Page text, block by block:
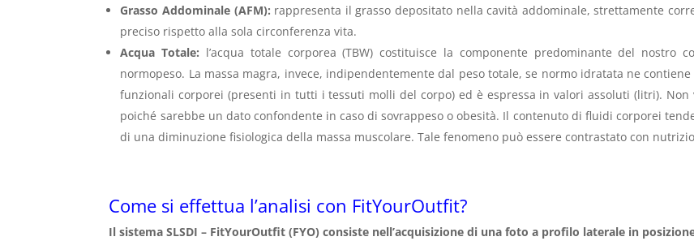
Grasso Addominale (AFM): rappresenta il grasso depositato nella cavità addominale, strettamente
preciso rispetto alla sola circonferenza vita.
Acqua Totale: l’acqua totale corporea (TBW) costituisce la componente predominante del
normopeso. La massa magra, invece, indipendentemente dal peso totale, se normo idratata ne
funzionali corporei (presenti in tutti i tessuti molli del corpo) ed è espressa in valori assoluti (litri). Non
poiché sarebbe un dato confondente in caso di sovrappeso o obesità. Il contenuto di fluidi corporei
di una diminuzione fisiologica della massa muscolare. Tale fenomeno può essere contrastato con
Come si effettua l’analisi con FitYourOutfit?
Il sistema SLSDI – FitYourOutfit (FYO) consiste nell’acquisizione di una foto a profilo laterale in